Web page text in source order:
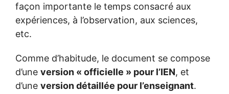
façon importante le temps consacré aux
expériences, à l’observation, aux sciences,
etc.
Comme d’habitude, le document se compose
d’une version « officielle » pour l’IEN, et
d’une version détaillée pour l’enseignant.